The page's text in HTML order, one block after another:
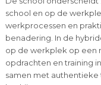
school en op de
werkprocessen en
benadering. In de
op de werkplek op een
opdrachten en training
samen met